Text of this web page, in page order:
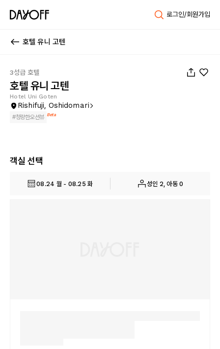
로그인/회원가입
호텔 유니 고텐
3성급 호텔
호텔 유니 고텐
Hotel Uni Goten
Rishifuji, Oshidomari
#청량한오션뷰 Beta
객실 선택
08.24 월 - 08.25 화 성인 2, 아동 0